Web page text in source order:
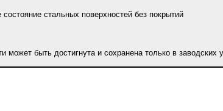
стальных поверхностей без покрытий
может быть достигнута и сохранена только в заводских